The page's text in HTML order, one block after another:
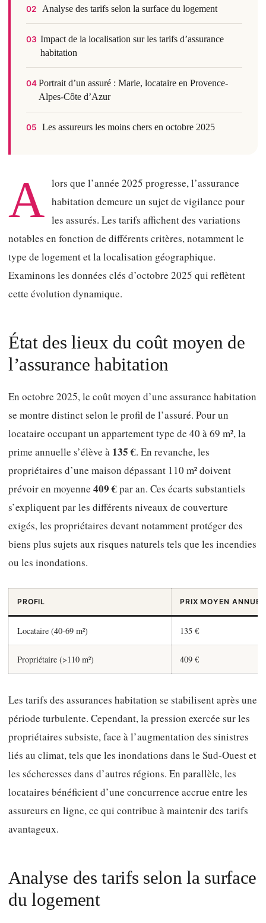
02 Analyse des tarifs selon la surface du logement
03 Impact de la localisation sur les tarifs d’assurance
habitation
04 Portrait d’un assuré : Marie, locataire en Provence-
Alpes-Côte d’Azur
05 Les assureurs les moins chers en octobre 2025
A lors que l’année 2025 progresse, l’assurance
habitation demeure un sujet de vigilance pour
les assurés. Les tarifs affichent des variations
notables en fonction de différents critères, notamment le
type de logement et la localisation géographique.
Examinons les données clés d’octobre 2025 qui reflètent
cette évolution dynamique.
État des lieux du coût moyen de
l’assurance habitation
En octobre 2025, le coût moyen d’une assurance habitation
se montre distinct selon le profil de l’assuré. Pour un
locataire occupant un appartement type de 40 à 69 m², la
prime annuelle s’élève à 135 €. En revanche, les
propriétaires d’une maison dépassant 110 m² doivent
prévoir en moyenne 409 €par an. Ces écarts substantiels
s’expliquent par les différents niveaux de couverture
exigés, les propriétaires devant notamment protéger des
biens plus sujets aux risques naturels tels que les incendies
ou les inondations.
PROFIL PRIX MOYEN ANNUEL
Locataire (40-69 m²) 135 €
Propriétaire (>110 m²) 409 €
Les tarifs des assurances habitation se stabilisent après une
période turbulente. Cependant, la pression exercée sur les
propriétaires subsiste, face à l’augmentation des sinistres
liés au climat, tels que les inondations dans le Sud-Ouest et
les sécheresses dans d’autres régions. En parallèle, les
locataires bénéficient d’une concurrence accrue entre les
assureurs en ligne, ce qui contribue à maintenir des tarifs
avantageux.
Analyse des tarifs selon la surface
du logement